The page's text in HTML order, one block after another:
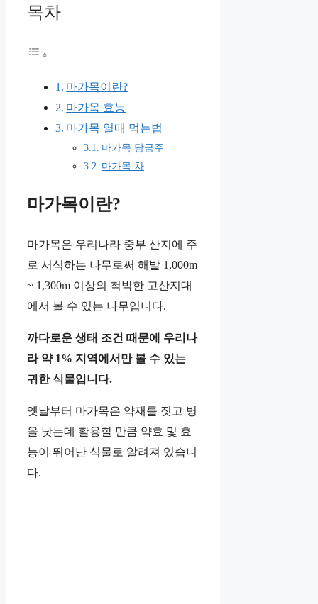
목차
마가목이란?
마가목 효능
마가목 열매 먹는법
마가목 담금주
마가목 차
마가목이란?
마가목은 우리나라 중부 산지에 주
로 서식하는 나무로써 해발 1,000m
~ 1,300m 이상의 척박한 고산지대
에서 볼 수 있는 나무입니다.
까다로운 생태 조건 때문에 우리나
라 약 1% 지역에서만 볼 수 있는
귀한 식물입니다.
옛날부터 마가목은 약재를 짓고 병
을 낫는데 활용할 만큼 약효 및 효
능이 뛰어난 식물로 알려져 있습니
다.